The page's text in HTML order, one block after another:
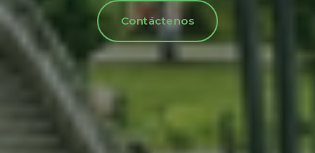
Contáctenos